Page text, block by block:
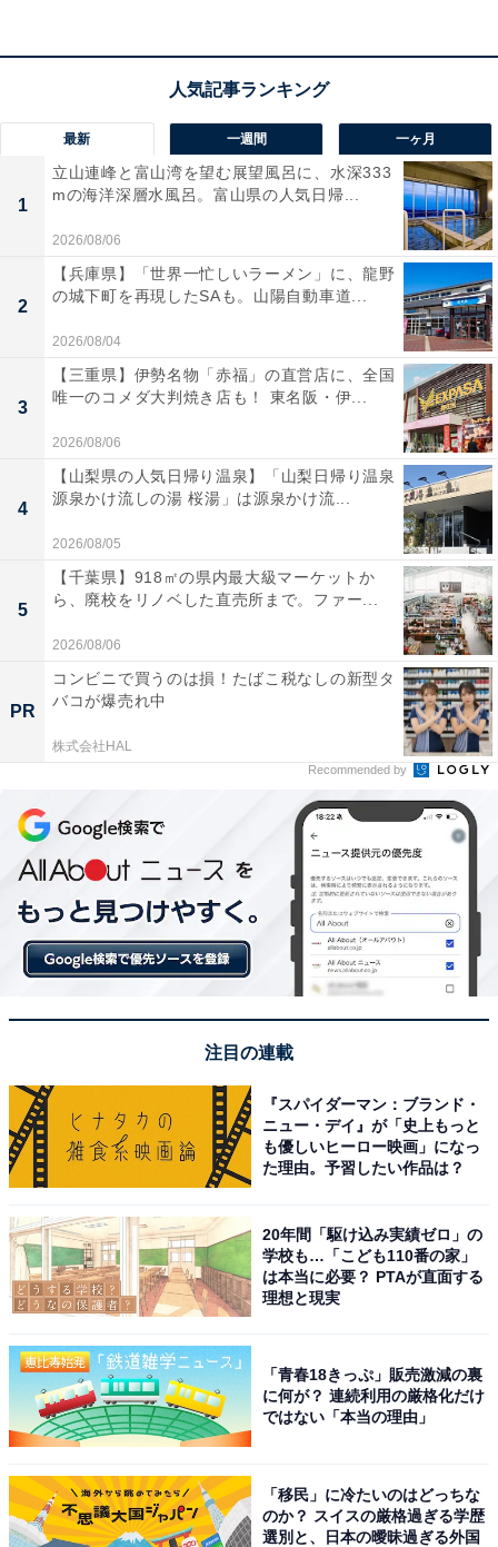
楽天トラベルでホテルを見る
「裏磐梯レイクリゾート 本館 五色の森」の口コミ
は？
「裏磐梯レイクリゾート 本館 五色の森」には、以下のよ
桧原湖を一望できる絶景の露天風呂が非常に素晴ら
しい
地元の食材を活かした種類豊富なバイキングが美味
プレイスポットなど館内施設が充実し家族で楽しめ
る
最新 一週間 一ヶ月
1
立山連峰と富山湾を望む展望風呂に、水深333
mの海洋深層水風呂。富山県の人気日帰...
2026/08/06
2
【兵庫県】「世界一忙しいラーメン」に、龍野
の城下町を再現したSAも。山陽自動車道...
2026/08/04
3
【三重県】伊勢名物「赤福」の直営店に、全国
唯一のコメダ大判焼き店も！ 東名阪・伊...
2026/08/06
4
【山梨県の人気日帰り温泉】「山梨日帰り温泉
源泉かけ流しの湯 桜湯」は源泉かけ流...
2026/08/05
5
【千葉県】918㎡の県内最大級マーケットか
ら、廃校をリノベした直売所まで。ファー...
2026/08/06
PR
コンビニで買うのは損！たばこ税なしの新型タ
バコが爆売れ中
株式会社HAL
Recommended by
注目の連載
『スパイダーマン：ブランド・
ニュー・デイ』が「史上もっと
も優しいヒーロー映画」になっ
た理由。予習したい作品は？
20年間「駆け込み実績ゼロ」の
学校も…「こども110番の家」
は本当に必要？ PTAが直面する
理想と現実
「青春18きっぷ」販売激減の裏
に何が？ 連続利用の厳格化だけ
ではない「本当の理由」
「移民」に冷たいのはどっちな
のか？ スイスの厳格過ぎる学歴
選別と、日本の曖昧過ぎる外国